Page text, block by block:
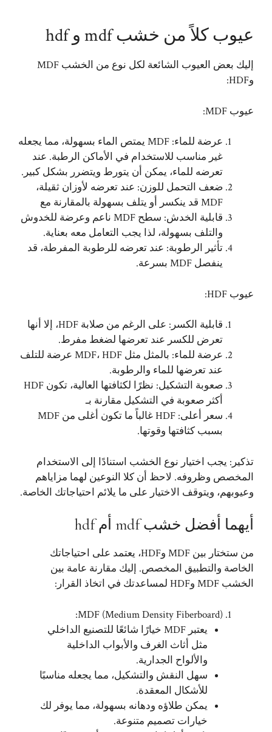
عيوب كلاً من خشب mdf و hdf
إليك بعض العيوب الشائعة لكل نوع من الخشب MDF
وHDF:
عيوب MDF:
عرضة للماء: MDF يمتص الماء بسهولة، مما يجعله
غير مناسب للاستخدام في الأماكن الرطبة. عند
تعرضه للماء، يمكن أن يتورط ويتضرر بشكل كبير.
ضعف التحمل للوزن: عند تعرضه لأوزان ثقيلة،
MDF قد ينكسر أو يتلف بسهولة بالمقارنة مع
قابلية الخدش: سطح MDF ناعم وعرضة للخدوش
والتلف بسهولة، لذا يجب التعامل معه بعناية.
تأثير الرطوبة: عند تعرضه للرطوبة المفرطة، قد
ينفصل MDF بسرعة.
عيوب HDF:
قابلية الكسر: على الرغم من صلابة HDF، إلا أنها
تعرض للكسر عند تعرضها لضغط مفرط.
عرضة للماء: بالمثل مثل MDF، HDF عرضة للتلف
عند تعرضها للماء والرطوبة.
صعوبة التشكيل: نظرًا لكثافتها العالية، تكون HDF
أكثر صعوبة في التشكيل مقارنة بـ
سعر أعلى: HDF غالباً ما تكون أغلى من MDF
بسبب كثافتها وقوتها.
تذكير: يجب اختيار نوع الخشب استنادًا إلى الاستخدام
المخصص وظروفه. لاحظ أن كلا النوعين لهما مزاياهم
وعيوبهم، ويتوقف الاختيار على ما يلائم احتياجاتك الخاصة.
أيهما أفضل خشب mdf أم hdf
من ستختار بين MDF وHDF، يعتمد على احتياجاتك
الخاصة والتطبيق المخصص. إليك مقارنة عامة بين
الخشب MDF وHDF لمساعدتك في اتخاذ القرار:
MDF (Medium Density Fiberboard):
يعتبر MDF خيارًا شائعًا للتصنيع الداخلي
مثل أثاث الغرف والأبواب الداخلية
والألواح الجدارية.
سهل النقش والتشكيل، مما يجعله مناسبًا
للأشكال المعقدة.
يمكن طلاؤه ودهانه بسهولة، مما يوفر لك
خيارات تصميم متنوعة.